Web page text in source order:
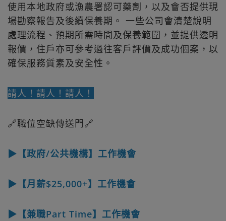
使用本地政府或漁農署認可藥劑，以及會否提供現
場勘察報告及後續保養期。 一些公司會清楚說明
處理流程、預期所需時間及保養範圍，並提供透明
報價，住戶亦可參考過往客戶評價及成功個案，以
確保服務質素及安全性。
請人！請人！請人！
🔗職位空缺傳送門🔗
▶【政府/公共機構】工作機會
▶【月薪$25,000+】工作機會
▶【兼職Part Time】工作機會